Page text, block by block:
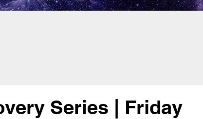
Series | Friday